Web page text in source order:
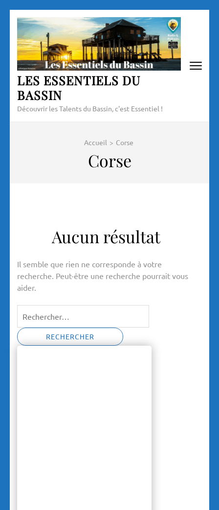
Aller
contenu
(Pressez
Entrée)
LES ESSENTIELS DU
BASSIN
Découvrir les Talents du Bassin, c'est Essentiel !
Accueil > Corse
Corse
Aucun résultat
Il semble que rien ne corresponde à votre
recherche. Peut-être une recherche pourrait vous
aider.